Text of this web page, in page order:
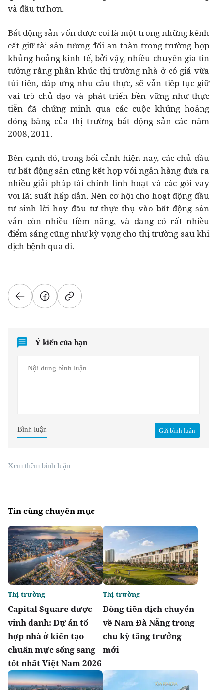
và đầu tư hơn.
Bất động sản vốn được coi là một trong những kênh
cất giữ tài sản tương đối an toàn trong trường hợp
khủng hoảng kinh tế, bởi vậy, nhiều chuyên gia tin
tưởng rằng phân khúc thị trường nhà ở có giá vừa
túi tiền, đáp ứng nhu cầu thực, sẽ vẫn tiếp tục giữ
vai trò chủ đạo và phát triển bền vững như thực
tiễn đã chứng minh qua các cuộc khủng hoảng
đóng băng của thị trường bất động sản các năm
2008, 2011.
Bên cạnh đó, trong bối cảnh hiện nay, các chủ đầu
tư bất động sản cũng kết hợp với ngân hàng đưa ra
nhiều giải pháp tài chính linh hoạt và các gói vay
với lãi suất hấp dẫn. Nên cơ hội cho hoạt động đầu
tư sinh lời hay đầu tư thực thụ vào bất động sản
vẫn còn nhiều tiềm năng, và đang có rất nhiều
điểm sáng cũng như kỳ vọng cho thị trường sau khi
dịch bệnh qua đi.
Ý kiến của bạn
Gửi bình luận
Bình luận
Xem thêm bình luận
Tin cùng chuyên mục
Capital Square được
vinh danh: Dự án tổ
hợp nhà ở kiến tạo
chuẩn mực sống sang
tốt nhất Việt Nam 2026
Thị trường
Dòng tiền dịch chuyển
về Nam Đà Nẵng trong
chu kỳ tăng trưởng
mới
Thị trường